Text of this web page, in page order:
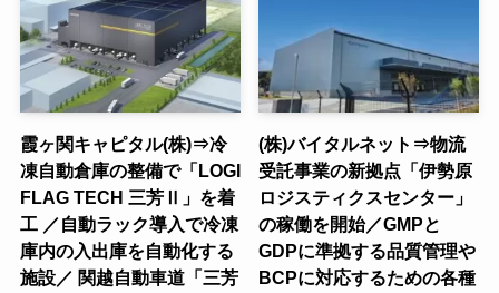
霞ヶ関キャピタル(株)⇒冷
凍自動倉庫の整備で「LOGI
FLAG TECH 三芳Ⅱ」を着
工 ／自動ラック導入で冷凍
庫内の入出庫を自動化する
施設／ 関越自動車道「三芳
(株)バイタルネット⇒物流
受託事業の新拠点「伊勢原
ロジスティクスセンター」
の稼働を開始／GMPと
GDPに準拠する品質管理や
BCPに対応するための各種